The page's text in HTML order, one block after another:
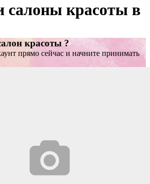
салоны красоты в
красоты ?
прямо сейчас и начните принимать